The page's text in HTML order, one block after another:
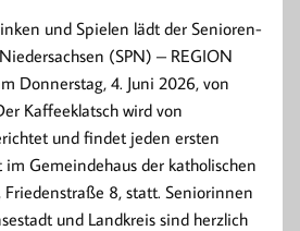
und Spielen lädt der Senioren-
(SPN) – REGION
Donnerstag, 4. Juni 2026, von
Kaffeeklatsch wird von
und findet jeden ersten
Gemeindehaus der katholischen
Friedenstraße 8, statt. Seniorinnen
und Landkreis sind herzlich